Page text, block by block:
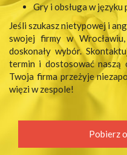
Gry i obsługa w
Jeśli szukasz nietypowej i
swojej firmy w
doskonały wybór.
termin i dostosować naszą
Twoja firma przeżyje
więzi w zespole!
Pobierz